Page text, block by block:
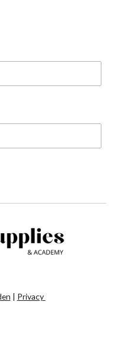
| Privacy